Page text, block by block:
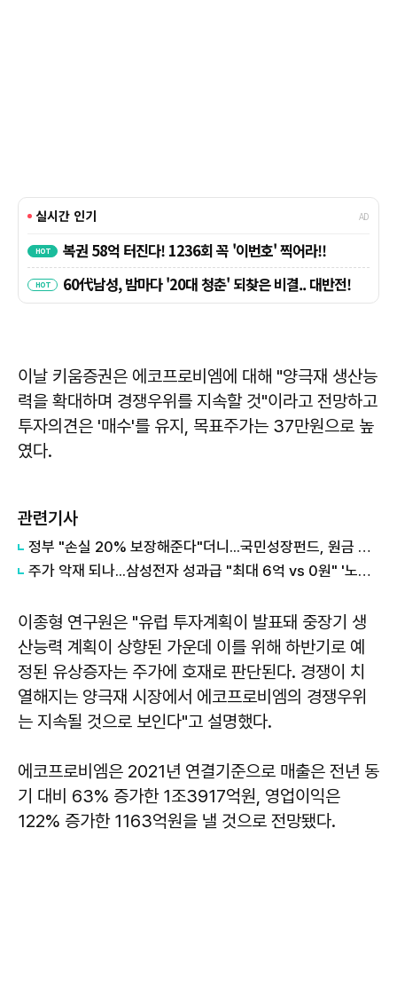
이날 키움증권은 에코프로비엠에 대해 "양극재 생산능
력을 확대하며 경쟁우위를 지속할 것"이라고 전망하고
투자의견은 '매수'를 유지, 목표주가는 37만원으로 높
였다.
관련기사
정부 "손실 20% 보장해준다"더니...국민성장펀드, 원금 손실 시작됐다
주가 악재 되나...삼성전자 성과급 "최대 6억 vs 0원" '노노갈등' 터진 이유
이종형 연구원은 "유럽 투자계획이 발표돼 중장기 생
산능력 계획이 상향된 가운데 이를 위해 하반기로 예
정된 유상증자는 주가에 호재로 판단된다. 경쟁이 치
열해지는 양극재 시장에서 에코프로비엠의 경쟁우위
는 지속될 것으로 보인다"고 설명했다.
에코프로비엠은 2021년 연결기준으로 매출은 전년 동
기 대비 63% 증가한 1조3917억원, 영업이익은
122% 증가한 1163억원을 낼 것으로 전망됐다.